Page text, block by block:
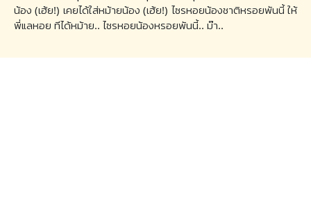
น้อง (เฮ้ย!) เคยได้ใส่หม้ายน้อง (เฮ้ย!) ไซรหอยน้องชาติหรอยพันนี้ ให้
พี่แลหอย ทีได้หม้าย.. ไซรหอยน้องหรอยพันนี้.. ม๊า..